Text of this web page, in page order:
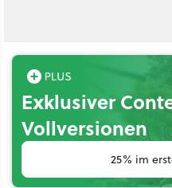
Exklusiver
Vollversionen
25% im